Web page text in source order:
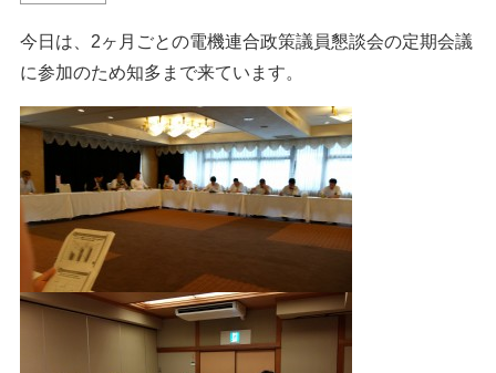
県政レポート
今日は、2ヶ月ごとの電機連合政策議員懇談会の定期会議
に参加のため知多まで来ています。